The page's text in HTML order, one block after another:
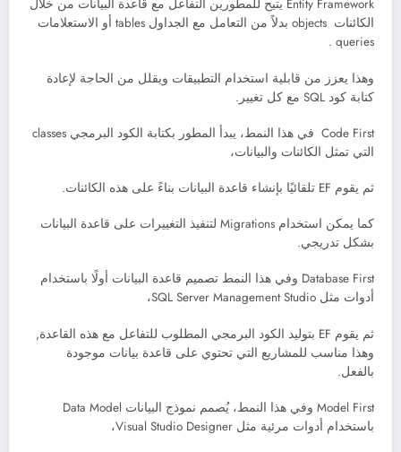
Entity Framework يتيح للمطورين التفاعل مع قاعدة البيانات من خلال
الكائنات objects بدلاً من التعامل مع الجداول tables أو الاستعلامات
queries .
وهذا يعزز من قابلية استخدام التطبيقات ويقلل من الحاجة لإعادة
كتابة كود SQL مع كل تغيير.
التي تمثل الكائنات والبيانات،
ثم يقوم EF تلقائيًا بإنشاء قاعدة البيانات بناءً على هذه الكائنات.
كما يمكن استخدام Migrations لتنفيذ التغييرات على قاعدة البيانات
بشكل تدريجي.
Database First وفي هذا النمط تصميم قاعدة البيانات أولًا باستخدام
أدوات مثل SQL Server Management Studio،
ثم يقوم EF بتوليد الكود البرمجي المطلوب للتفاعل مع هذه القاعدة,
وهذا مناسب للمشاريع التي تحتوي على قاعدة بيانات موجودة
بالفعل.
باستخدام أدوات مرئية مثل Visual Studio Designer،